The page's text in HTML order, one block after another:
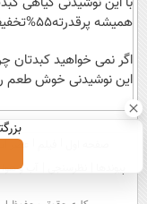
همیشه پرقدرته55%تخفیف
اگر نمی خواهید کبدتان
این نوشیدنی خوش طعم
عصر
آب و هوا